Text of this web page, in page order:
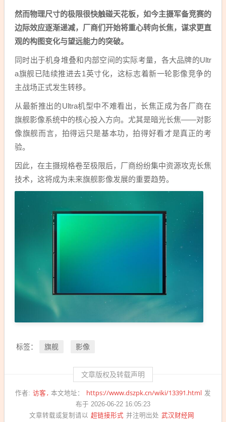
然而物理尺寸的极限很快触碰天花板，如今主摄军备竞赛的
边际效应逐渐递减，厂商们开始将重心转向长焦，谋求更直
观的构图变化与望远能力的突破。
同时出于机身堆叠和内部空间的实际考量，各大品牌的Ultr
a旗舰已陆续推进去1英寸化，这标志着新一轮影像竞争的
主战场正式发生转移。
从最新推出的Ultra机型中不难看出，长焦正成为各厂商在
旗舰影像系统中的核心投入方向。尤其是暗光长焦——对影
像旗舰而言，拍得远只是基本功，拍得好看才是真正的考
验。
因此，在主摄规格卷至极限后，厂商纷纷集中资源攻克长焦
技术，这将成为未来旗舰影像发展的重要趋势。
标签： 旗舰 影像
文章版权及转载声明
作者: 访客 本文地址： https://www.dszpk.cn/wiki/13391.html 发
布于 2026-06-22 16:05:23
文章转载或复制请以 超链接形式 并注明出处 武汉财经网